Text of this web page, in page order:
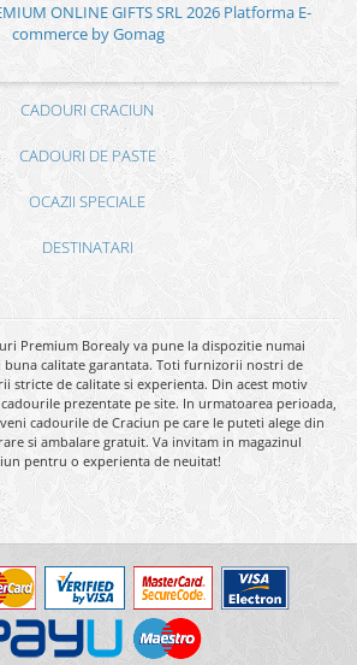
ONLINE GIFTS SRL 2026 Platforma E-
commerce by Gomag
CADOURI CRACIUN
CADOURI DE PASTE
OCAZII SPECIALE
DESTINATARI
Premium Borealy va pune la dispozitie numai
calitate garantata. Toti furnizorii nostri de
stricte de calitate si experienta. Din acest motiv
prezentate pe site. In urmatoarea perioada,
cadourile de Craciun pe care le puteti alege din
si ambalare gratuit. Va invitam in magazinul
pentru o experienta de neuitat!